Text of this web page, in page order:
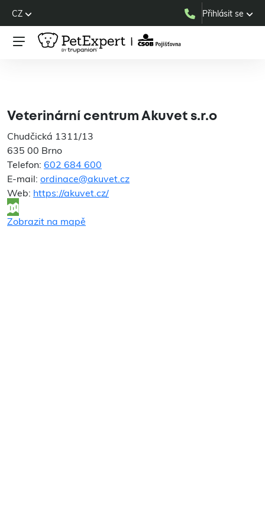
CZ Přihlásit se
Veterinární centrum Akuvet s.r.o
Chudčická 1311/13
635 00 Brno
Telefon: 602 684 600
E-mail: ordinace@akuvet.cz
Web: https://akuvet.cz/
Zobrazit na mapě